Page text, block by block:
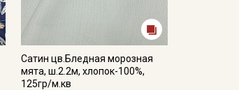
Сатин цв.Бледная морозная
мята, ш.2.2м, хлопок-100%,
125гр/м.кв